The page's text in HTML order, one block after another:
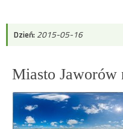
Dzień: 2015-05-16
Miasto Jaworów